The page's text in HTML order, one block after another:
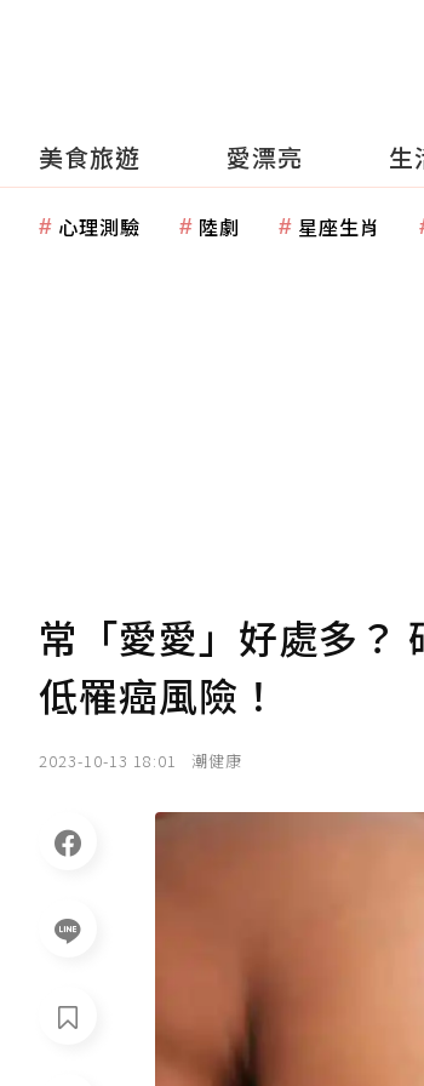
美食旅遊 愛漂亮 生
心理測驗 陸劇 星座生肖
常「愛愛」好處多？
低罹癌風險！
2023-10-13 18:01 潮健康